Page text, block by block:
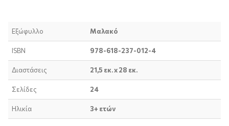
Εξώφυλλο Μαλακό
ISBN 978-618-237-012-4
Διαστάσεις 21,5 εκ. x 28 εκ.
Σελίδες 24
Ηλικία 3+ ετών